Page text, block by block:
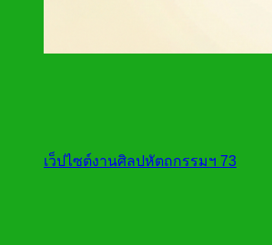
เว็ปไซต์งานศิลปหัตถกรรมฯ 73